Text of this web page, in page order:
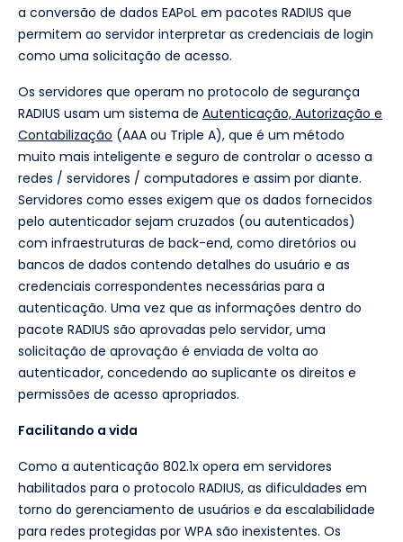
a conversão de dados EAPoL em pacotes RADIUS que
permitem ao servidor interpretar as credenciais de login
como uma solicitação de acesso.
Os servidores que operam no protocolo de segurança
RADIUS usam um sistema de Autenticação, Autorização e
Contabilização (AAA ou Triple A), que é um método
muito mais inteligente e seguro de controlar o acesso a
redes / servidores / computadores e assim por diante.
Servidores como esses exigem que os dados fornecidos
pelo autenticador sejam cruzados (ou autenticados)
com infraestruturas de back-end, como diretórios ou
bancos de dados contendo detalhes do usuário e as
credenciais correspondentes necessárias para a
autenticação. Uma vez que as informações dentro do
pacote RADIUS são aprovadas pelo servidor, uma
solicitação de aprovação é enviada de volta ao
autenticador, concedendo ao suplicante os direitos e
permissões de acesso apropriados.
Facilitando a vida
Como a autenticação 802.1x opera em servidores
habilitados para o protocolo RADIUS, as dificuldades em
torno do gerenciamento de usuários e da escalabilidade
para redes protegidas por WPA são inexistentes. Os